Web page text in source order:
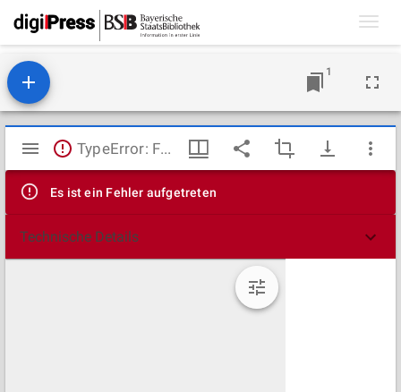
1
Mirador
Viewer
TypeError: Failed to fetch
Es ist ein Fehler aufgetreten
Technische Details